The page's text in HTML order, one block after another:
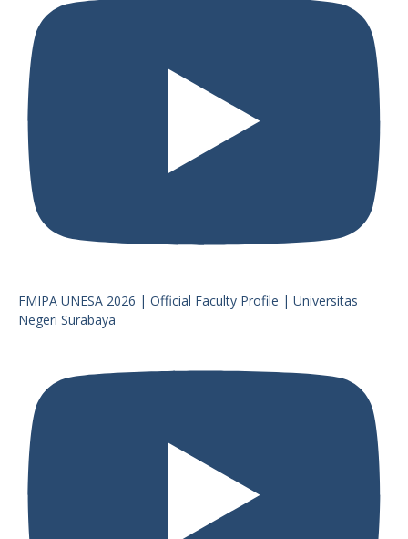
FMIPA UNESA 2026 | Official Faculty Profile | Universitas
Negeri Surabaya